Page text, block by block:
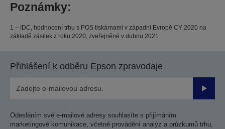
Poznámky:
1 – IDC, hodnocení trhu s POS tiskárnami v západní Evropě CY 2020 na
základě zásilek z roku 2020, zveřejněné v dubnu 2021
Přihlášení k odběru Epson zpravodaje
Odesláním své e-mailové adresy souhlasíte s přijímáním
marketingové komunikace, včetně provádění analýz a průzkumů trhu,